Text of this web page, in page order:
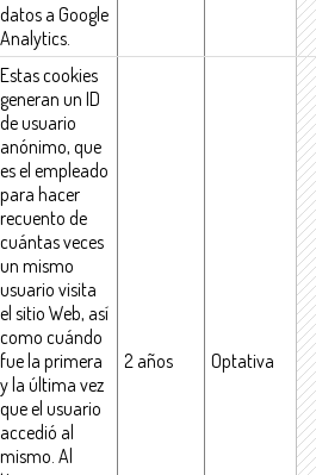
datos a Google
Analytics.
Estas cookies
generan un ID
de usuario
anónimo, que
es el empleado
para hacer
recuento de
cuántas veces
un mismo
usuario visita
el sitio Web, así
como cuándo
fue la primera
y la última vez
que el usuario
accedió al
mismo. Al
2 años Optativa